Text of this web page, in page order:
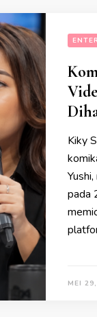
Kiky
pada
MEI